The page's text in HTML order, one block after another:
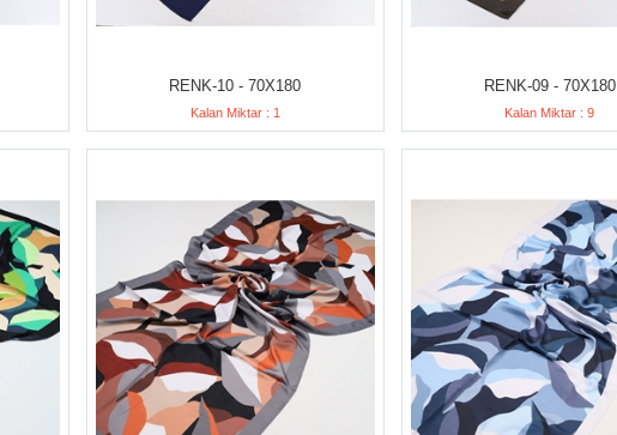
RENK-10 - 70X180
Kalan Miktar : 1
RENK-09 - 70X180
Kalan Miktar : 9